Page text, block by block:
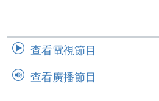
查看電視節目
查看廣播節目